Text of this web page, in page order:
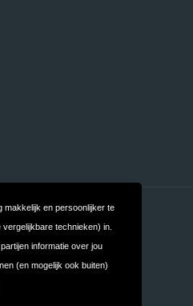
makkelijk en persoonlijker te
technieken) in.
informatie over jou
(en mogelijk ook buiten)
Over ons
Voorwaarden